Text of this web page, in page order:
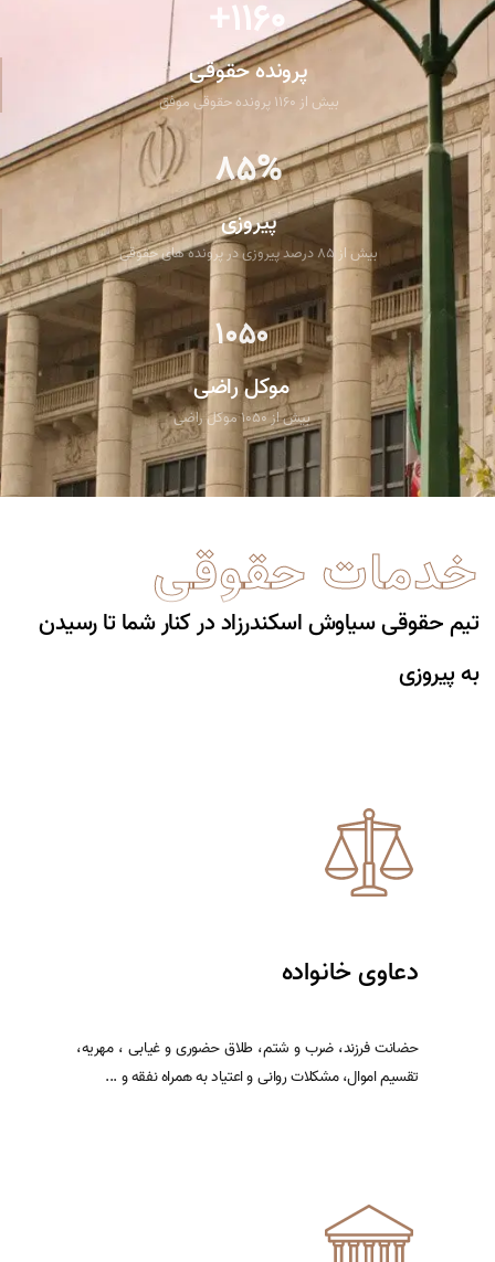
1160+
پرونده حقوقی
بیش از 1160 پرونده حقوقی موفق
85%
پیروزی
بیش از 85 درصد پیروزی در پرونده های حقوقی
1050
موکل راضی
بیش از 1050 موکل راضی
خدمات حقوقی
تیم حقوقی سیاوش اسکندرزاد در کنار شما تا رسیدن
به پیروزی
دعاوی خانواده
حضانت فرزند، ضرب و شتم، طلاق حضوری و غیابی ، مهریه،
تقسیم اموال، مشکلات روانی و اعتیاد به همراه نفقه و ...